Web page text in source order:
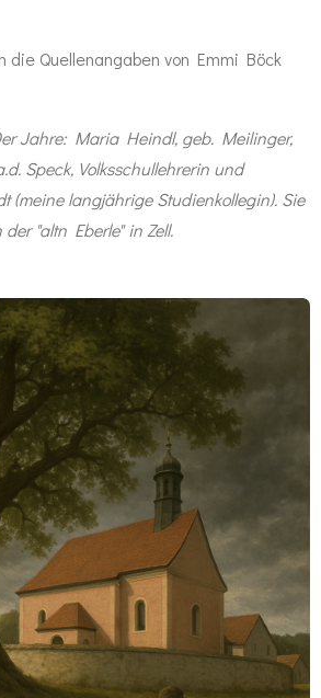
die Quellenangaben von Emmi Böck
Jahre: Maria Heindl, geb. Meilinger,
Speck, Volksschullehrerin und
(meine langjährige Studienkollegin). Sie
"altn Eberle" in Zell.